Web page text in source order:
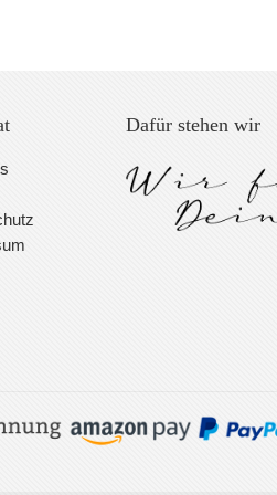
Dafür stehen wir